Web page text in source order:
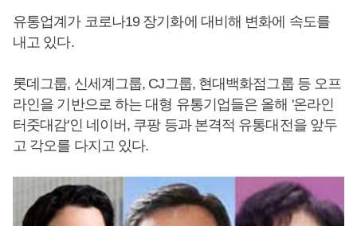
유통업계가 코로나19 장기화에 대비해 변화에 속도를
내고 있다.
롯데그룹, 신세계그룹, CJ그룹, 현대백화점그룹 등 오프
라인을 기반으로 하는 대형 유통기업들은 올해 '온라인
터줏대감'인 네이버, 쿠팡 등과 본격적 유통대전을 앞두
고 각오를 다지고 있다.